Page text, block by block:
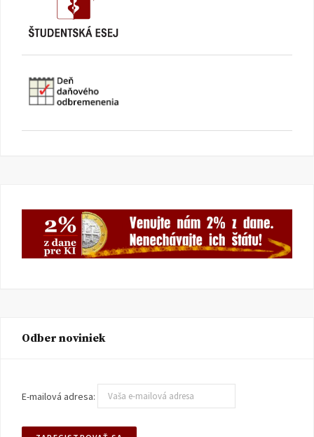
Odber noviniek
E-mailová adresa: